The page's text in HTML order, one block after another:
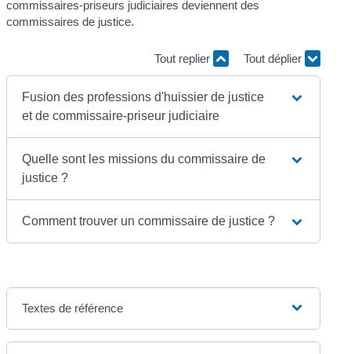
commissaires-priseurs judiciaires deviennent des
commissaires de justice.
Tout replier Tout déplier
Fusion des professions d'huissier de justice
et de commissaire-priseur judiciaire
Quelle sont les missions du commissaire de
justice ?
Comment trouver un commissaire de justice ?
Textes de référence